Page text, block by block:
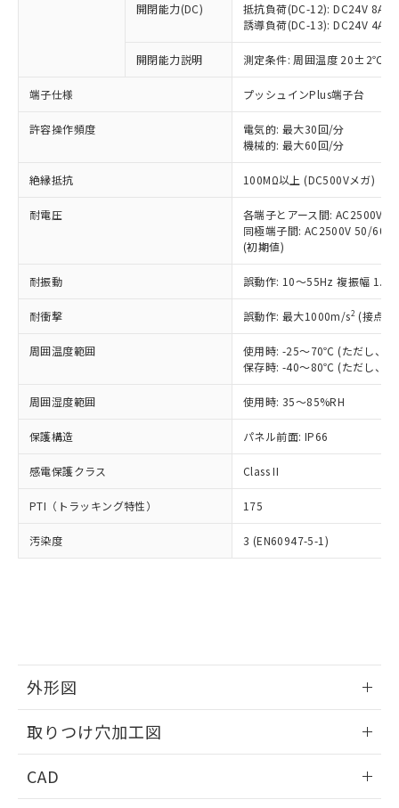
開閉能力(DC)
抵抗負荷(DC-12): DC24V 8A/
誘導負荷(DC-13): DC24V 4A/
開閉能力説明 測定条件: 周囲温度 20±2℃、
端子仕様 プッシュインPlus端子台
許容操作頻度
電気的: 最大30回/分
機械的: 最大60回/分
絶縁抵抗 100MΩ以上 (DC500Vメガ)
耐電圧
各端子とアース間: AC2500V
同極端子間: AC2500V 50/
(初期値)
耐振動 誤動作: 10～55Hz 複振幅
耐衝撃 誤動作: 最大1000m/s2 (接点
周囲温度範囲
使用時: -25～70℃ (ただし、氷
保存時: -40～80℃ (ただし、氷
周囲湿度範囲 使用時: 35～85%RH
保護構造 パネル前面: IP66
感電保護クラス Class II
PTI（トラッキング特性） 175
汚染度 3 (EN60947-5-1)
外形図
取りつけ穴加工図
CAD
以下の条件をお読みいただき、同意のうえ
ご利用ください。
本サービスは、当社制御機器事業取扱
商品の当社在庫状況および標準価格
(税抜)を提供させていただくもので
当社制御機器事業取扱商品の中には、
本サービスの対象外となる商品もある
ことをご了承ください。
在庫状況および標準価格照会結果は、
記載している更新日時点での社内デー
タに基づき作成されるものであり、閲
覧された時点での実際の在庫および標
準価格とは異なる場合があることをご
正式な納期状況および標準価格はお客
様のお取引先、またはお客様担当のオ
ムロン制御機器販売店・当社販売員に
オムロン制御機器販売店や当社販売拠
販売ネットワーク
」をご確認
在庫状況および標準価格結果を当社の
事前の承諾なく第三者に漏洩または開
示しないようお願いします。
マイパーツ機能（部品リスト作成サー
ビス）をご利用いただくには、I-Web
品・サービスに関するお客様との取
の共同利用に関して"
用者の範囲」に記載されている法人を
対応予定なし：EU RoHS指令（10物質）の
非含有に非対応の商品で、対応品を出す予
調査・確認中：EU RoHS指令（10物質）の
非含有の対応状況を調査中または確認中の
商品です。
非該当品：ライセンス料など無形物で、有
害物質有無と関係のない商品です。
仕入先様の事情により、非含有部品として
いたものが、含有品と判明した場合などや
むを得ず変更することがあります。
鉛(Pb) 1000ppm以下、 水銀(Hg) 1000ppm以下、 カド
六価クロム(Cr(Ⅵ)) 1000ppm以下、ポリ臭化ビフェニル
類(PBB) 1000ppm以下、ポリ臭化ジフェニルエーテル類
ルベンジル（BBP） 1000ppm以下、フタル酸ジブチル
（DBP） 1000ppm以下、フタル酸ジイソブチル
但し、RoHS指令で産業用監視および制御機器に対する
適用除外項目は除く。
フタル酸エステル類の４物質については閾値を超える意
図的な使用がないことを確認しています。
部品在庫の切り替え状況などにより、予定
月が前後することがあります。
EU RoHS指令（10物質）の非含有証明書
51物質の非含有証明書（当社基準）
※本証明書は発行日時点で非含有を証明す
「○」：最大均質材料含有率が中国RoHSの
基準値以下であることを示します。
「×」：最大均質材料含有率が中国RoHSの
基準値を超えていることを示します。
「－」：未確認です。当社販売部門へお問
*中国RoHS10物質の基準値 (GB/T26572)：
Pb(鉛) :1000ppm、 Hg(水銀) : 1000ppm、 Cd(カドミウ
Cr(Ⅵ)(六価クロム) : 1000ppm、 PBBs(ポリ臭化ビフェ
ニル類) : 1000ppm、 PBDEs(ポリ臭化ジフェニルエーテ
ル類) : 1000ppm、
DBP(フタル酸ジブチル) : 1000ppm、 DIBP(フタル酸ジ
イソブチル) : 1000ppm、 BBP(フタル酸ブチルベンジ
DEHP(フタル酸ビス(2-エチルヘキシル)) : 1000ppm
「ｅ」：有害物質（10物質）のすべてが基
準値以下であることを示します。
「10」：通常の使用状況下において有害物
質が外部に漏えいし、環境に深刻な影響を
及ぼさない年数を意味します。
当社は、これら貴社製品のうち、外国
為替および外国貿易法に定める商品
（以下｢規制貨物等」という）を輸出
または国外への提供する場合は、日本
国政府の輸出許可(または役務取引許
可)を取得するなどの必要な手続きを
当社は規制貨物を破棄する場合は、完
全に破砕するなど、違法に輸出されな
いよう必要な手段を講じます。
当社は貴社製品を、核兵器、ミサイ
ル、化学兵器、生物兵器またはその他
武器並びにこれらの製造装置等に一切
当社は、貴社製品を第三者に販売する
場合は、上記1、2および3の内容を当
該第三者に通知します。また当社は、
販売先および販売に係わる関係者が違
法に輸出するおそれがある場合は、取
り引きをいたしません。
一定数以上の在庫あり
一定数には満たないが在庫あり
在庫なし(最新の在庫状況につ
いては、お客様のお取引先、ま
たはお客様担当のオムロン制御
機器販売店・当社販売員にご確
受注生産機種、また在庫状況の
情報を公開していない機種